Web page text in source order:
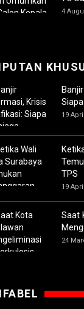
4
19
TPS
19
Saat
24